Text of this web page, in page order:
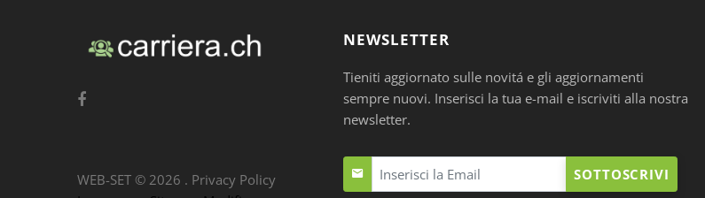
NEWSLETTER
Tieniti aggiornato sulle novitá e gli aggiornamenti
sempre nuovi. Inserisci la tua e-mail e iscriviti alla nostra
newsletter.
SOTTOSCRIVI
WEB-SET © 2026 . Privacy Policy